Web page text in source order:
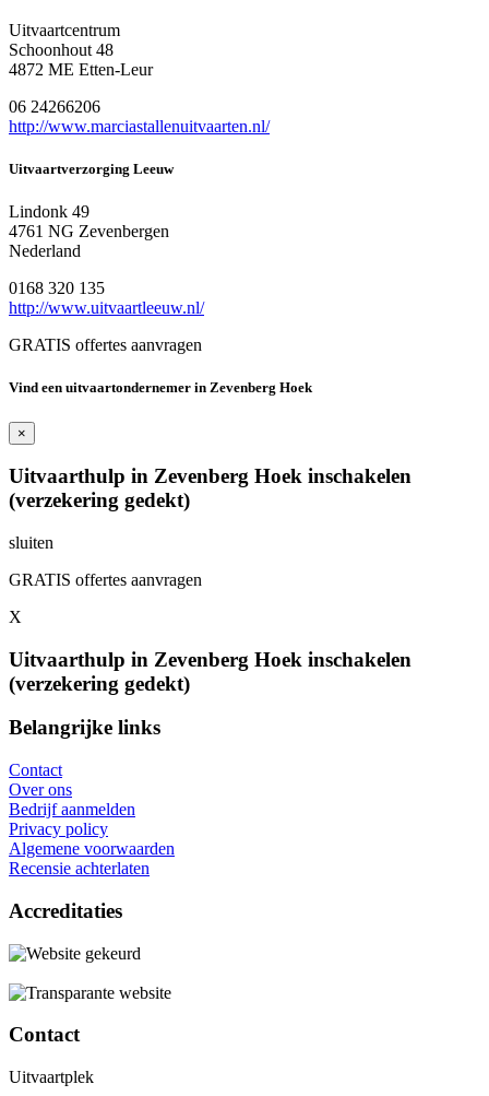
Uitvaartcentrum
Schoonhout 48
4872 ME Etten-Leur
06 24266206
http://www.marciastallenuitvaarten.nl/
Uitvaartverzorging Leeuw
Lindonk 49
4761 NG Zevenbergen
Nederland
0168 320 135
http://www.uitvaartleeuw.nl/
GRATIS offertes aanvragen
Vind een uitvaartondernemer in Zevenberg Hoek
×
Uitvaarthulp in Zevenberg Hoek inschakelen
(verzekering gedekt)
sluiten
GRATIS offertes aanvragen
X
Uitvaarthulp in Zevenberg Hoek inschakelen
(verzekering gedekt)
Belangrijke links
Contact
Over ons
Bedrijf aanmelden
Privacy policy
Algemene voorwaarden
Recensie achterlaten
Accreditaties
Contact
Uitvaartplek